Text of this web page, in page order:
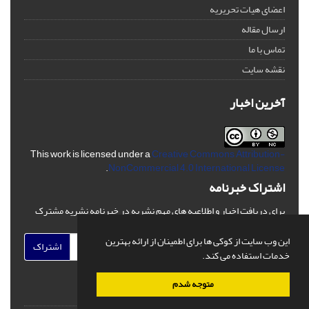
این وب سایت از کوکی ها برای اطمینان از ارائه بهترین
خدمات استفاده می کند.
متوجه شدم
اعضای هیات تحریریه
ارسال مقاله
تماس با ما
نقشه سایت
آخرین اخبار
This work is licensed under aCreative Commons Attribution-
NonCommercial 4.0 International License
.
اشتراک خبرنامه
برای دریافت اخبار و اطلاعیه های مهم نشریه در خبرنامه نشریه مشترک
اشتراک